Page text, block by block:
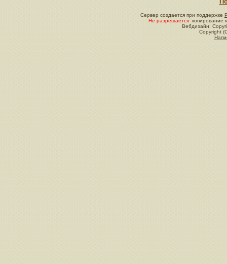
Сервер создается при поддержке
Не разрешается копирование
Вебдизайн:
Copyright